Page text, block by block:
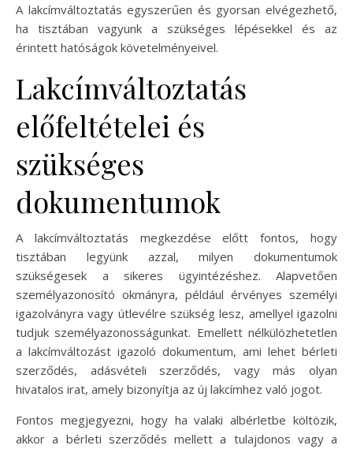
A lakcímváltoztatás egyszerűen és gyorsan elvégezhető,
ha tisztában vagyunk a szükséges lépésekkel és az
érintett hatóságok követelményeivel.
Lakcímváltoztatás
előfeltételei és
szükséges
dokumentumok
A lakcímváltoztatás megkezdése előtt fontos, hogy
tisztában legyünk azzal, milyen dokumentumok
szükségesek a sikeres ügyintézéshez. Alapvetően
személyazonosító okmányra, például érvényes személyi
igazolványra vagy útlevélre szükség lesz, amellyel igazolni
tudjuk személyazonosságunkat. Emellett nélkülözhetetlen
a lakcímváltozást igazoló dokumentum, ami lehet bérleti
szerződés, adásvételi szerződés, vagy más olyan
hivatalos irat, amely bizonyítja az új lakcímhez való jogot.
Fontos megjegyezni, hogy ha valaki albérletbe költözik,
akkor a bérleti szerződés mellett a tulajdonos vagy a